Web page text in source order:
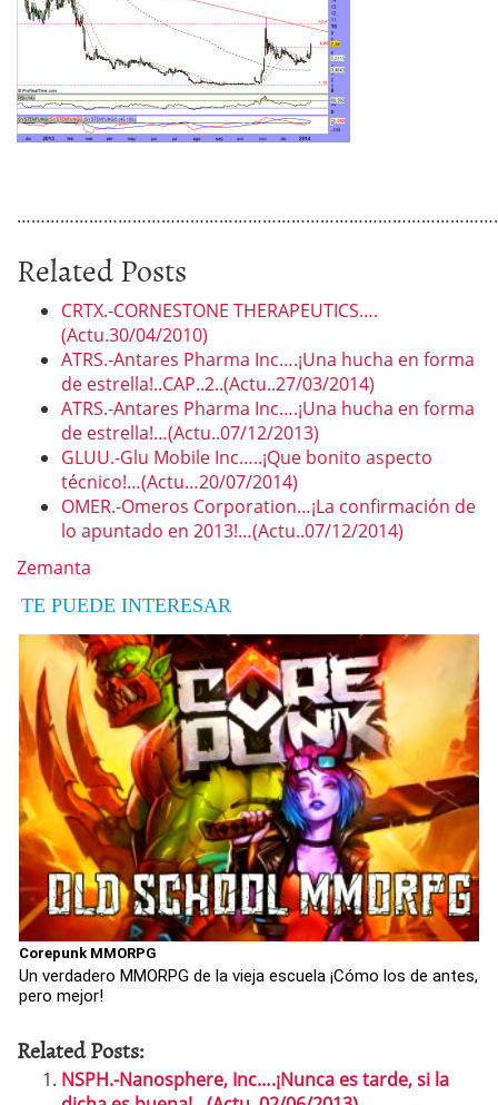
Related Posts
CRTX.-CORNESTONE THERAPEUTICS….
(Actu.30/04/2010)
ATRS.-Antares Pharma Inc….¡Una hucha en forma
de estrella!..CAP..2..(Actu..27/03/2014)
ATRS.-Antares Pharma Inc….¡Una hucha en forma
de estrella!…(Actu..07/12/2013)
GLUU.-Glu Mobile Inc…..¡Que bonito aspecto
técnico!…(Actu…20/07/2014)
OMER.-Omeros Corporation…¡La confirmación de
lo apuntado en 2013!…(Actu..07/12/2014)
Zemanta
TE PUEDE INTERESAR
Corepunk MMORPG
Un verdadero MMORPG de la vieja escuela ¡Cómo los de antes,
pero mejor!
Related Posts:
NSPH.-Nanosphere, Inc….¡Nunca es tarde, si la